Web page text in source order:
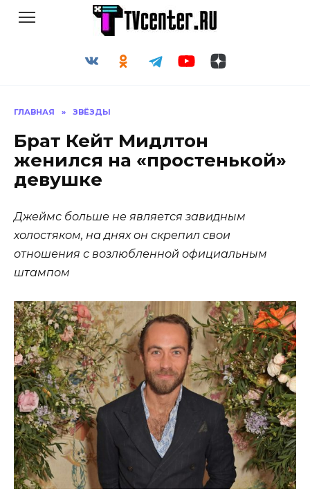
ГЛАВНАЯ » ЗВЁЗДЫ
Брат Кейт Мидлтон
женился на «простенькой»
девушке
Джеймс больше не является завидным
холостяком, на днях он скрепил свои
отношения с возлюбленной официальным
штампом